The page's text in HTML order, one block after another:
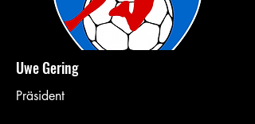
Uwe Gering
Präsident